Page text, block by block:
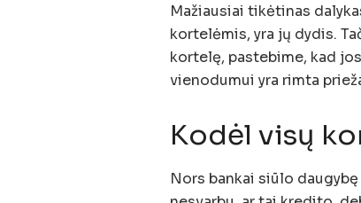
Mažiausiai tikėtinas
kortelėmis, yra jų dydis.
kortelę, pastebime, kad
vienodumui yra rimta
Kodėl visų
Nors bankai siūlo